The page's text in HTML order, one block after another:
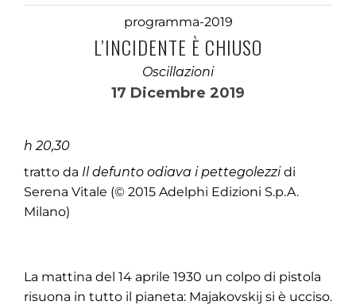
programma-2019
L’INCIDENTE È CHIUSO
Oscillazioni
17 Dicembre 2019
h 20,30
tratto da Il defunto odiava i pettegolezzidi
Serena Vitale (© 2015 Adelphi Edizioni S.p.A.
Milano)
La mattina del 14 aprile 1930 un colpo di pistola
risuona in tutto il pianeta: Majakovskij si è ucciso.